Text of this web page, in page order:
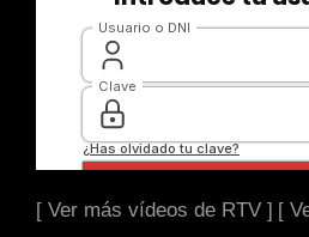
[ Ver más vídeos de RTV ] [